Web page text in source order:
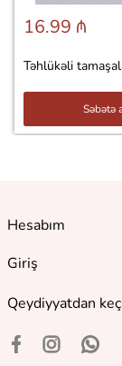
16.99 ₼
Təhlükəli
Səbətə
Hesabım
Giriş
Qeydiyyatdan